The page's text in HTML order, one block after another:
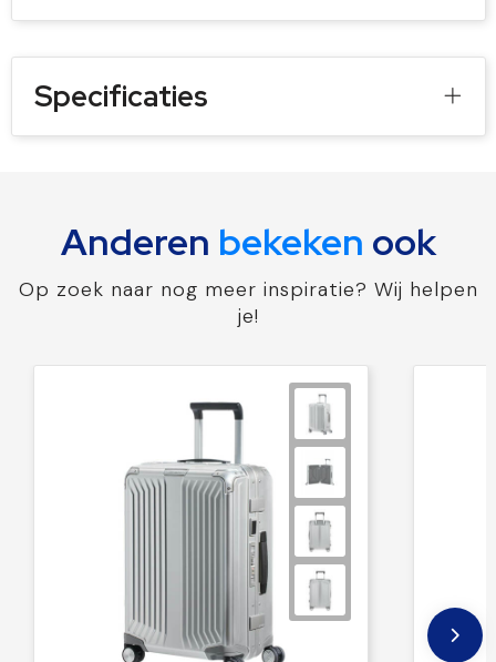
Specificaties
Anderen bekeken ook
Op zoek naar nog meer inspiratie? Wij helpen
je!